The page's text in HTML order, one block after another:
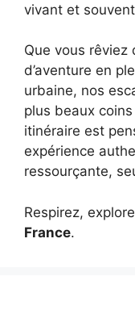
vivant et
Que vous rêviez
d’aventure en
urbaine, nos
plus beaux
itinéraire est
expérience
ressourçante,
Respirez,
France.